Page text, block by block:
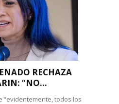
RECHAZA
“NO...
“evidentemente, todos los